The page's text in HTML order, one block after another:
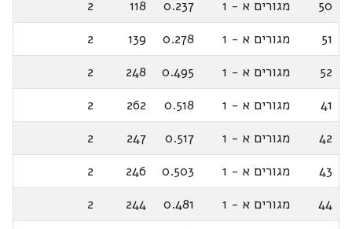
50
מגורים א - 1 0.237
118
2
51
מגורים א - 1 0.278
139
2
52
מגורים א - 1 0.495
248
2
41
מגורים א - 1 0.518
262
2
42
מגורים א - 1 0.517
247
2
43
מגורים א - 1 0.503
246
2
44
מגורים א - 1 0.481
244
2